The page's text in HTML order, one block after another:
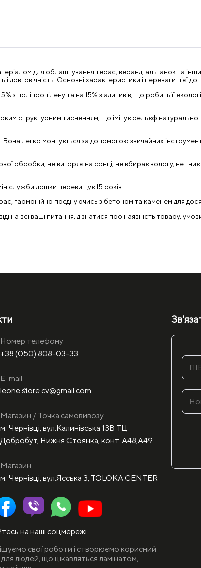
для облаштування терас, веранд, альтанок та
довговічність. Основні характеристики і переваги цієї
з поліпропілену та на 15% з адитивів, що робить її
структурним тисненням, що імітує рельєф
легко монтується за допомогою звичайних
обробки, не вигоряє на сонці, не вбирає вологу, не гниє
служби дошки перевищує 15 років.
гармонійно поєднуючись з бетоном та каменем для
на всі ваші питання, дізнатися про наявність товару,
Номер телефону
+38 (050) 808-03-33
E-mail
leone.store.cv@gmail.com
Магазин / Точка самовивозу
м. Чернівці, вул.Калинівська 13В ТЦ
Добробут, Нижня Стоянка, конт. А48,А49
Магазин
м. Чернівці, вул.Ясська 3, TOLOKA CENTER
на наші соцмережі
свої роботи і створюємо корисний
людей, що цікавляться ламінатом,